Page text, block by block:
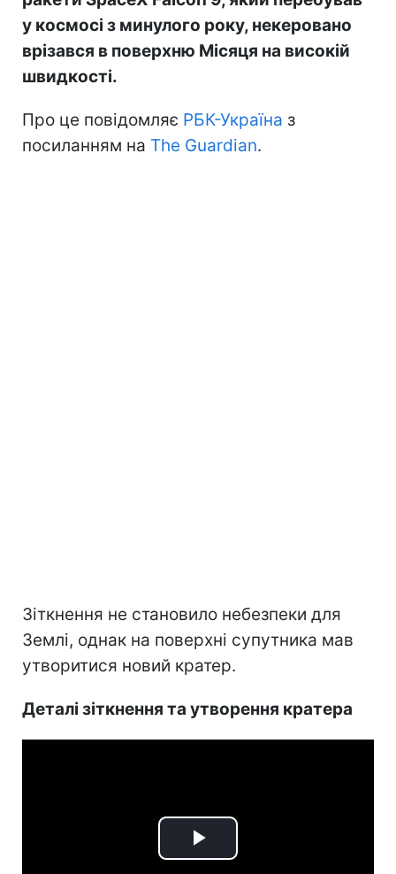
у космосі з минулого року, некеровано
врізався в поверхню Місяця на високій
швидкості.
Про це повідомляє РБК-Україна з
посиланням на The Guardian.
Зіткнення не становило небезпеки для
Землі, однак на поверхні супутника мав
утворитися новий кратер.
Деталі зіткнення та утворення кратера
Play